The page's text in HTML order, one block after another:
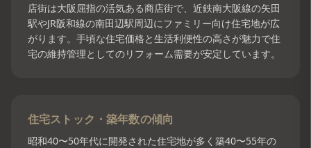
店街は大阪屈指の活気ある商店街で、近鉄南大阪線の矢田
駅やJR阪和線の南田辺駅周辺にファミリー向け住宅地が広
がります。手頃な住宅価格と生活利便性の高さが魅力で住
宅の維持管理としてのリフォーム需要が安定しています。
住宅ストック・築年数の傾向
昭和40〜50年代に開発された住宅地が多く築40〜55年の